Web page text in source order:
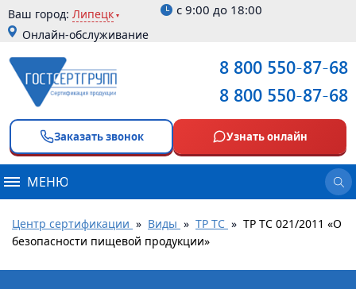
Ваш город: Липецк
Онлайн-обслуживание
с 9:00 до 18:00
8 800 550-87-68
8 800 550-87-68
Заказать звонок Узнать онлайн
МЕНЮ
Центр сертификации » Виды » ТР ТС » ТР ТС 021/2011 «О
безопасности пищевой продукции»